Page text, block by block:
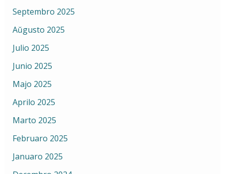
Septembro 2025
Aŭgusto 2025
Julio 2025
Junio 2025
Majo 2025
Aprilo 2025
Marto 2025
Februaro 2025
Januaro 2025